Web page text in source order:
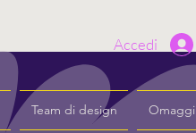
Team di design Omaggi
Accedi